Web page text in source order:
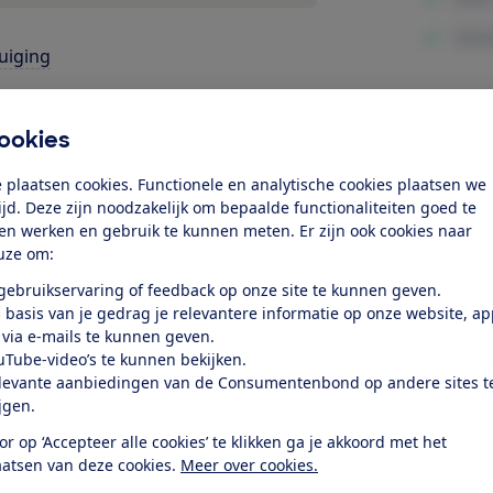
plaatsen cookies. Functionele en analytische cookies plaatsen we
Deze zijn noodzakelijk om bepaalde functionaliteiten goed te
werken en gebruik te kunnen meten. Er zijn ook cookies naar
om:
of feedback op onze site te kunnen geven.
basis van je gedrag je relevantere informatie op onze website,
e-mails te kunnen geven.
video’s te kunnen bekijken.
aanbiedingen van de Consumentenbond op andere sites
op ‘Accepteer alle cookies’ te klikken ga je akkoord met het
van deze cookies. Meer over cookies.
en afwerking
toegang tot deze test?
Word lid
Al lid? Log in